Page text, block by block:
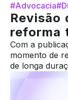
#Advocacia
Revisão
reforma
Com a
momento de
de longa